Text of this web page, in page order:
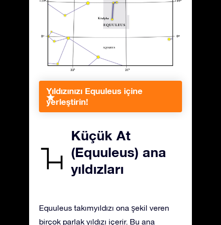
Yıldızınızı Equuleus içine
yerleştirin!
Küçük At
(Equuleus) ana
yıldızları
Equuleus takımyıldızı ona şekil veren
birçok parlak yıldızı içerir. Bu ana